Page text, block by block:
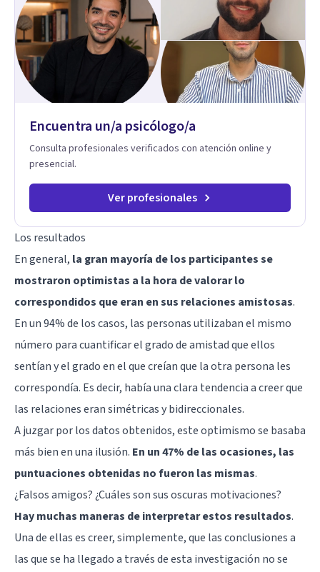
personal concreta. En especial mi ámbito de trabajo es la
disfunción eréctil, la eyaculación precoz y la falta de deseo
tanto en mujeres como en hombres. La sexualidad es de
enorme importancia tanto para el bienestar físico y mental
como a nivel personal para una buena autoestima y una
relación saludable de pareja.
Encuentra un/a psicólogo/a
Consulta profesionales verificados con atención online y
presencial.
Ver profesionales
Los resultados
En general, la gran mayoría de los participantes se
mostraron optimistas a la hora de valorar lo
correspondidos que eran en sus relaciones amistosas.
En un 94% de los casos, las personas utilizaban el mismo
número para cuantificar el grado de amistad que ellos
sentían y el grado en el que creían que la otra persona les
correspondía. Es decir, había una clara tendencia a creer que
las relaciones eran simétricas y bidireccionales.
A juzgar por los datos obtenidos, este optimismo se basaba
más bien en una ilusión. En un 47% de las ocasiones, las
puntuaciones obtenidas no fueron las mismas.
¿Falsos amigos? ¿Cuáles son sus oscuras motivaciones?
Hay muchas maneras de interpretar estos resultados.
Una de ellas es creer, simplemente, que las conclusiones a
las que se ha llegado a través de esta investigación no se